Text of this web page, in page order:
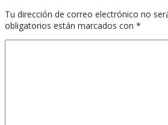
Tu dirección de correo electrónico no
obligatorios están marcados con *